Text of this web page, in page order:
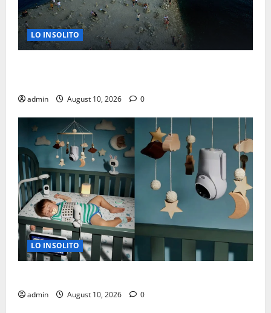
LO INSOLITO
admin August 10, 2026 0
LO INSOLITO
admin August 10, 2026 0